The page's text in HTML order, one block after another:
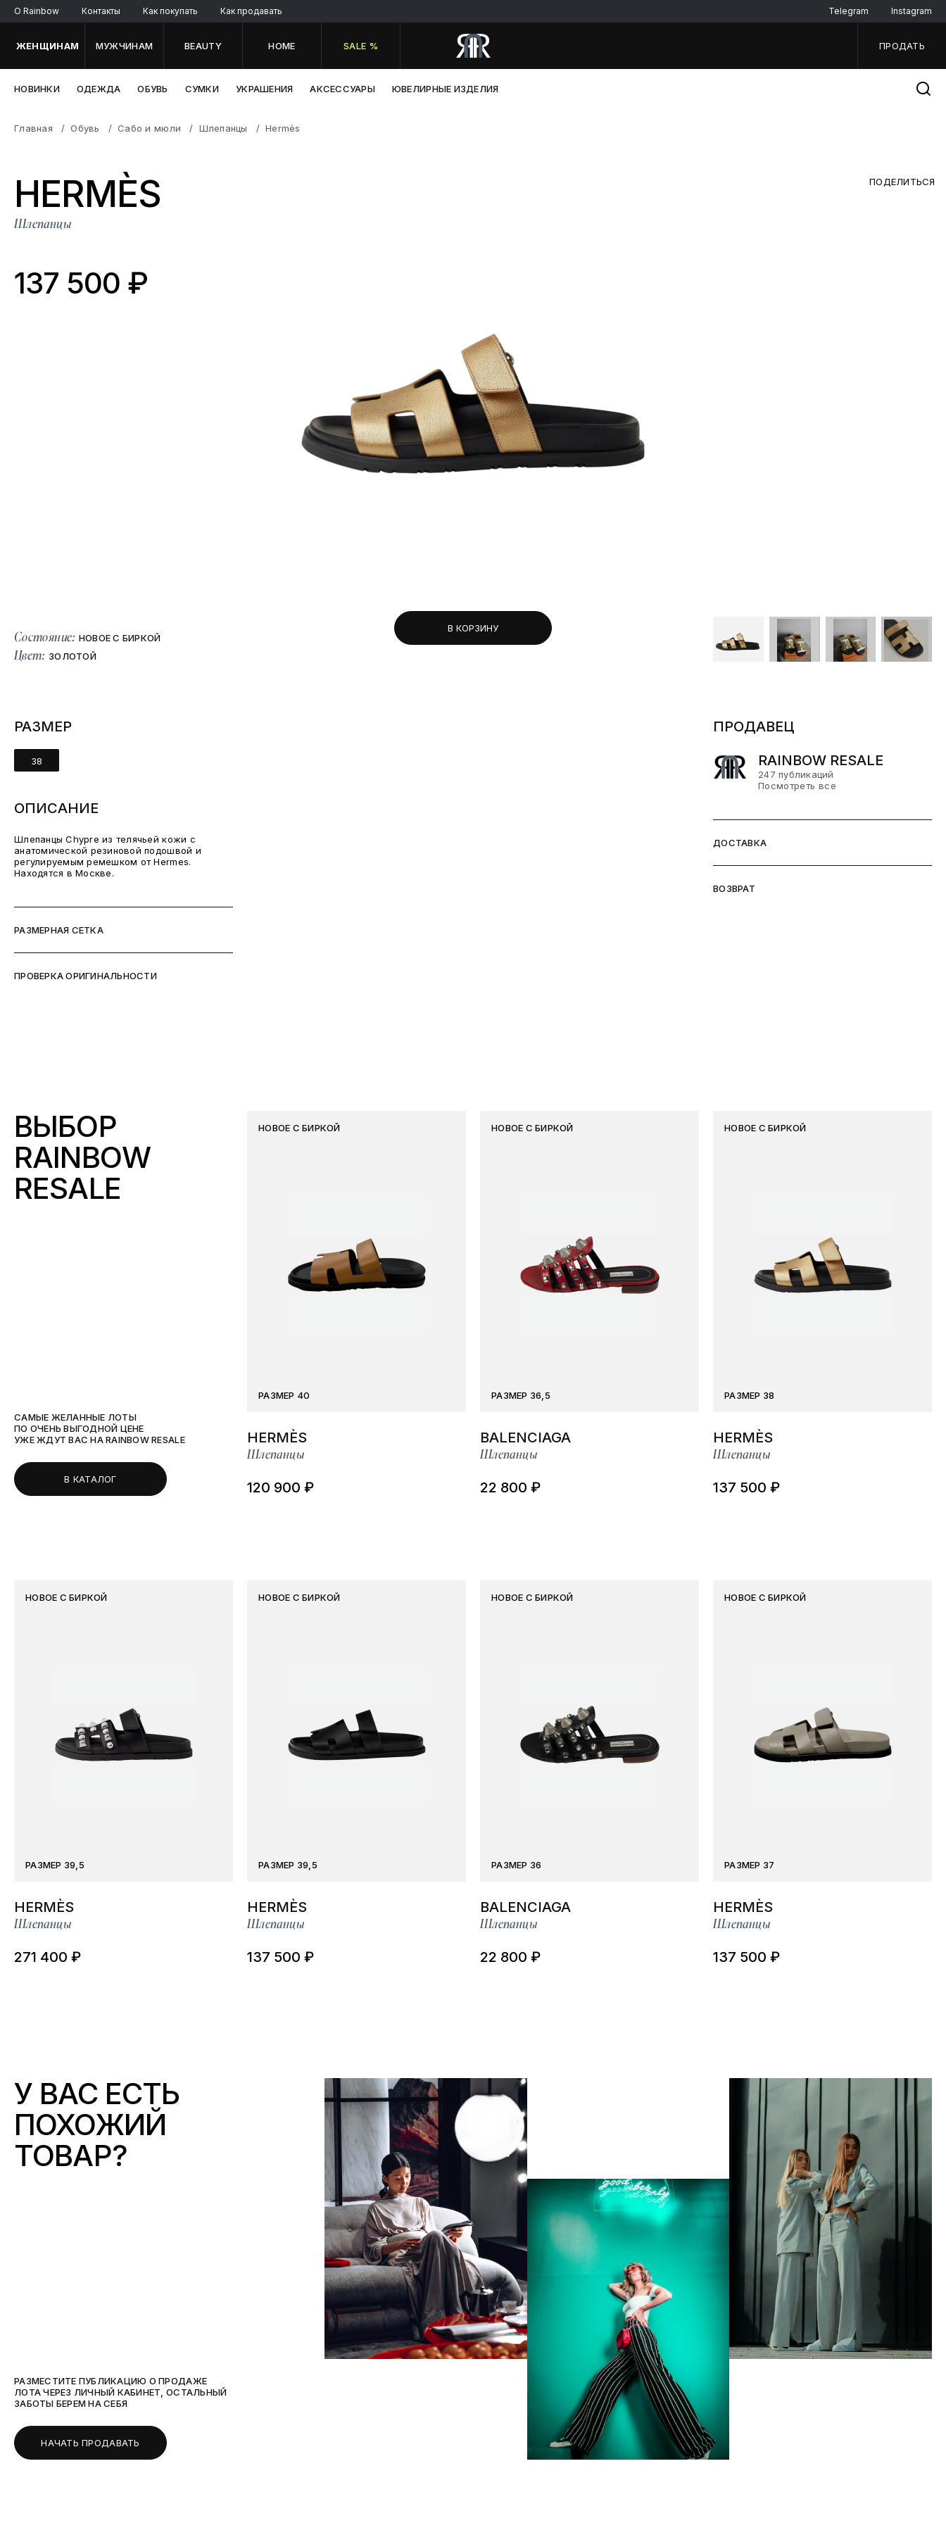
O Rainbow Контакты Как покупать Как продавать Telegram Instagram
ЖЕНЩИНАМ МУЖЧИНАМ BEAUTY HOME SALE % ПРОДАТЬ
НОВИНКИ ОДЕЖДА ОБУВЬ СУМКИ УКРАШЕНИЯ АКСЕССУАРЫ ЮВЕЛИРНЫЕ ИЗДЕЛИЯ
Главная Обувь Сабо и мюли Шлепанцы Hermès
HERMÈS
Шлепанцы
137 500 ₽
Состояние: НОВОЕ С БИРКОЙ
Цвет: ЗОЛОТОЙ
В КОРЗИНУ
ПОДЕЛИТЬСЯ
РАЗМЕР
38
ОПИСАНИЕ
Шлепанцы Chypre из телячьей кожи с
анатомической резиновой подошвой и
регулируемым ремешком от Hermes.
Находятся в Москве.
РАЗМЕРНАЯ СЕТКА
ПРОВЕРКА ОРИГИНАЛЬНОСТИ
ПРОДАВЕЦ
RAINBOW RESALE
247 публикаций
Посмотреть все
ДОСТАВКА
ВОЗВРАТ
ВЫБОР
RAINBOW
RESALE
САМЫЕ ЖЕЛАННЫЕ ЛОТЫ
ПО ОЧЕНЬ ВЫГОДНОЙ ЦЕНЕ
УЖЕ ЖДУТ ВАС НА RAINBOW RESALE
В КАТАЛОГ
НОВОЕ С БИРКОЙ
РАЗМЕР 40
HERMÈS
Шлепанцы
120 900 ₽
НОВОЕ С БИРКОЙ
РАЗМЕР 36,5
BALENCIAGA
Шлепанцы
22 800 ₽
НОВОЕ С БИРКОЙ
РАЗМЕР 38
HERMÈS
Шлепанцы
137 500 ₽
НОВОЕ С БИРКОЙ
РАЗМЕР 39,5
HERMÈS
Шлепанцы
271 400 ₽
НОВОЕ С БИРКОЙ
РАЗМЕР 39,5
HERMÈS
Шлепанцы
137 500 ₽
НОВОЕ С БИРКОЙ
РАЗМЕР 36
BALENCIAGA
Шлепанцы
22 800 ₽
НОВОЕ С БИРКОЙ
РАЗМЕР 37
HERMÈS
Шлепанцы
137 500 ₽
У ВАС ЕСТЬ
ПОХОЖИЙ
ТОВАР?
РАЗМЕСТИТЕ ПУБЛИКАЦИЮ О ПРОДАЖЕ
ЛОТА ЧЕРЕЗ ЛИЧНЫЙ КАБИНЕТ, ОСТАЛЬНЫЙ
ЗАБОТЫ БЕРЕМ НА СЕБЯ
НАЧАТЬ ПРОДАВАТЬ